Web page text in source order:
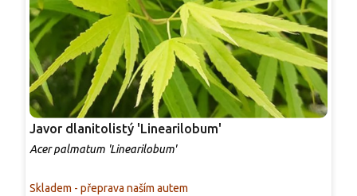
Javor dlanitolistý 'Linearilobum'
Acer palmatum 'Linearilobum'
Skladem - přeprava naším autem